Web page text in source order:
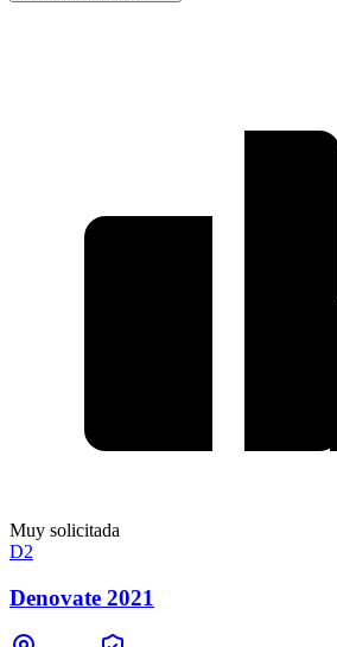
Muy solicitada
D2
Denovate 2021